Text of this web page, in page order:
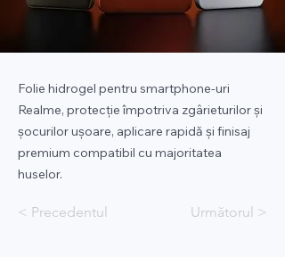
Folie hidrogel pentru smartphone-uri
Realme, protecție împotriva zgârieturilor și
șocurilor ușoare, aplicare rapidă și finisaj
premium compatibil cu majoritatea
huselor.
< Precedentul Următorul >